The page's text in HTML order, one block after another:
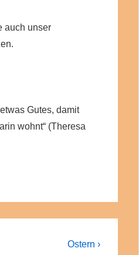
auch unser
Gutes, damit
wohnt“ (Theresa
Next
Ostern ›